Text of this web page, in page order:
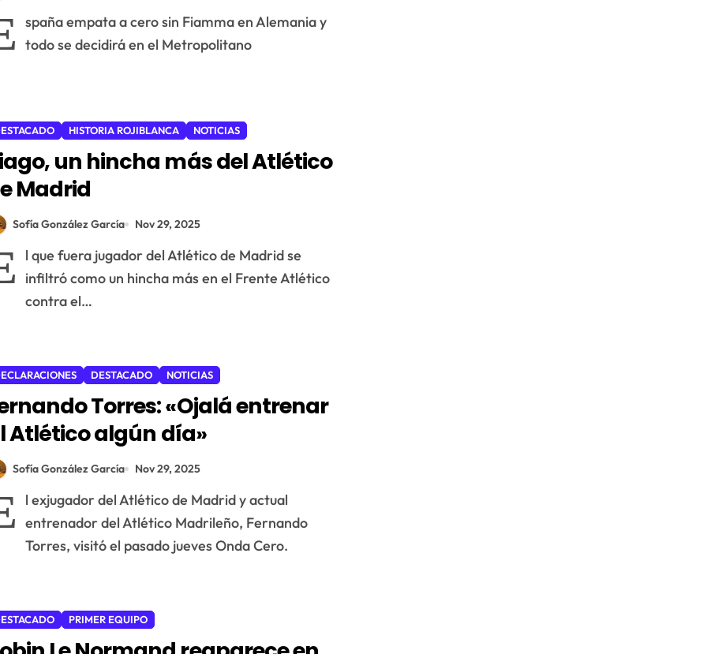
spaña empata a cero sin Fiamma en Alemania y
todo se decidirá en el Metropolitano
HISTORIA ROJIBLANCA NOTICIAS
un hincha más del Atlético
Madrid
Sofía González García Nov 29, 2025
l que fuera jugador del Atlético de Madrid se
infiltró como un hincha más en el Frente Atlético
contra el…
DESTACADO NOTICIAS
Torres: «Ojalá entrenar
Atlético algún día»
Sofía González García Nov 29, 2025
l exjugador del Atlético de Madrid y actual
entrenador del Atlético Madrileño, Fernando
Torres, visitó el pasado jueves Onda Cero.
PRIMER EQUIPO